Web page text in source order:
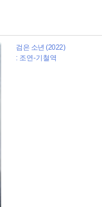
검은 소년 (2022)
: 조연-기철역